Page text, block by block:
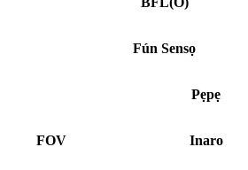
Fún Sensọ
FOV
Pẹpẹ
Inaro